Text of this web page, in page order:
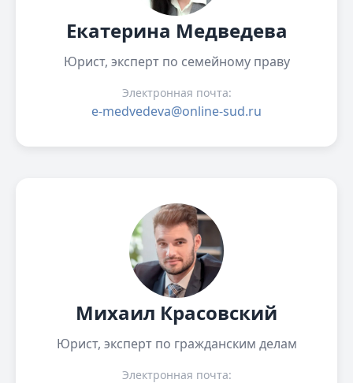
Екатерина Медведева
Юрист, эксперт по семейному праву
Электронная почта:
e-medvedeva@online-sud.ru
Михаил Красовский
Юрист, эксперт по гражданским делам
Электронная почта: